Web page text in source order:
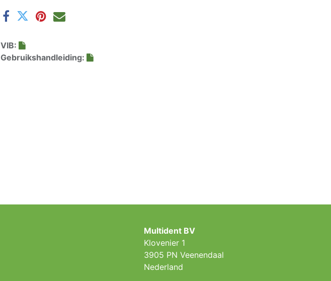
VIB:
Gebruikshandleiding:
Multident BV
Klovenier 1
3905 PN Veenendaal
Nederland ​